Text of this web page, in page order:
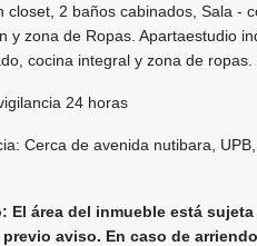
closet, 2 baños cabinados, Sala -
y zona de Ropas. Apartaestudio
cocina integral y zona de
24 horas
Cerca de avenida nutibara,
El área del inmueble está
aviso. En caso de